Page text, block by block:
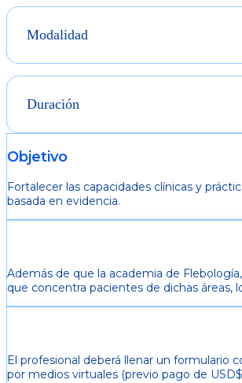
Modalidad
Duración
Objetivo
Fortalecer las capacidades clínicas y
basada en evidencia.
Además de que la academia de
que concentra pacientes de dichas áreas,
El profesional deberá llenar un formulario
por medios virtuales (previo pago de